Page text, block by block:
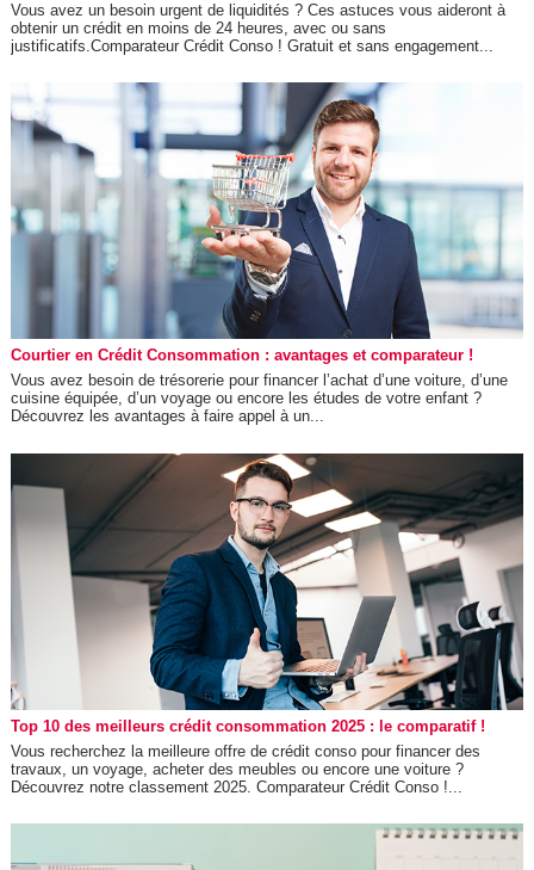
Vous avez un besoin urgent de liquidités ? Ces astuces vous aideront à
obtenir un crédit en moins de 24 heures, avec ou sans
justificatifs.Comparateur Crédit Conso ! Gratuit et sans engagement...
Courtier en Crédit Consommation : avantages et comparateur !
Vous avez besoin de trésorerie pour financer l’achat d’une voiture, d’une
cuisine équipée, d’un voyage ou encore les études de votre enfant ?
Découvrez les avantages à faire appel à un...
Top 10 des meilleurs crédit consommation 2025 : le comparatif !
Vous recherchez la meilleure offre de crédit conso pour financer des
travaux, un voyage, acheter des meubles ou encore une voiture ?
Découvrez notre classement 2025. Comparateur Crédit Conso !...